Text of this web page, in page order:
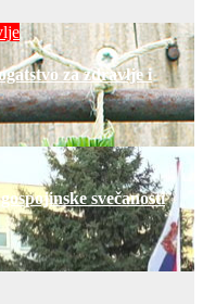
za zdravlje i
svečanosti